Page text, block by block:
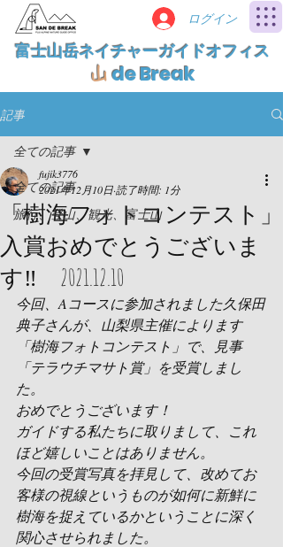
富士山岳ネイチャーガイドオフィス
山 de Break
ログイン
記事
全ての記事
旅行、登山、観光、富士山
全ての記事
「樹海フォトコンテスト」
入賞おめでとうございま
す‼ 2021.12.10
fujik3776
2021年12月10日読了時間: 1分
今回、Aコースに参加されました久保田
典子さんが、山梨県主催によります
「樹海フォトコンテスト」で、見事
「テラウチマサト賞」を受賞しまし
た。
おめでとうございます！
ガイドする私たちに取りまして、これ
ほど嬉しいことはありません。
今回の受賞写真を拝見して、改めてお
客様の視線というものが如何に新鮮に
樹海を捉えているかということに深く
関心させられました。